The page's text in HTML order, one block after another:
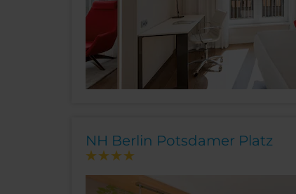
NH Berlin Potsdamer Platz